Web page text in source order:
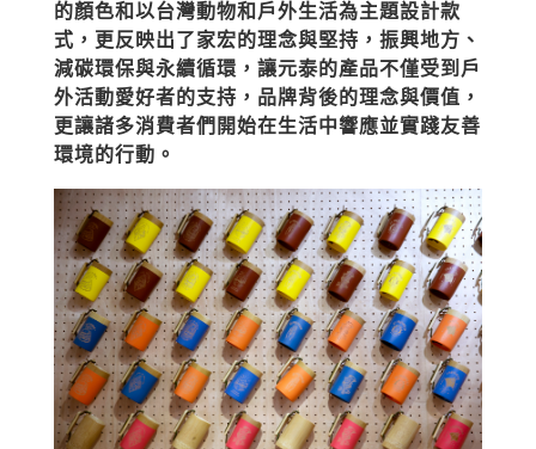
的顏色和以台灣動物和戶外生活為主題設計款
式，更反映出了家宏的理念與堅持，振興地方、
減碳環保與永續循環，讓元泰的產品不僅受到戶
外活動愛好者的支持，品牌背後的理念與價值，
更讓諸多消費者們開始在生活中響應並實踐友善
環境的行動。